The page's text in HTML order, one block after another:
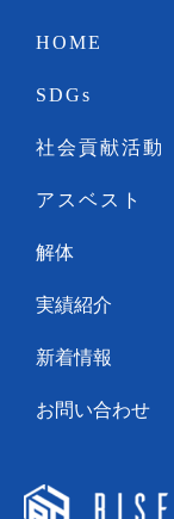
HOME
SDGs
社会貢献活動
アスベスト
解体
実績紹介
新着情報
お問い合わせ